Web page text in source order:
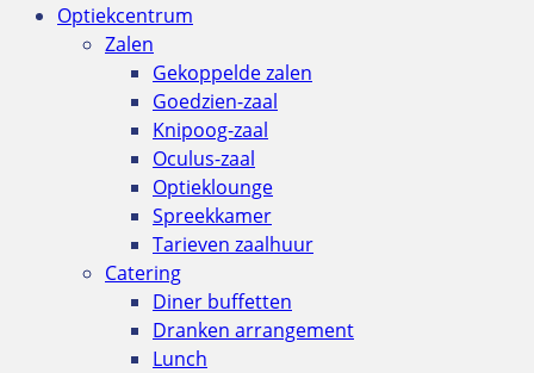
Optiekcentrum
Zalen
Gekoppelde zalen
Goedzien-zaal
Knipoog-zaal
Oculus-zaal
Optieklounge
Spreekkamer
Tarieven zaalhuur
Catering
Diner buffetten
Dranken arrangement
Lunch